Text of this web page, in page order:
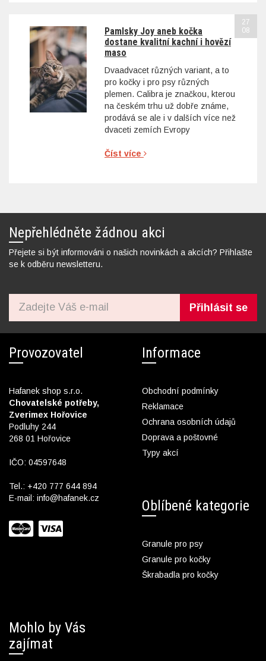
Pamlsky Joy aneb kočka
dostane kvalitní kachní i hovězí
maso
Dvaadvacet různých variant, a to
pro kočky i pro psy různých
plemen. Calibra je značkou, kterou
na českém trhu už dobře známe,
prodává se ale i v dalších více než
dvaceti zemích Evropy
Číst více
27
08
Nepřehlédněte žádnou akci
Přejete si být informováni o našich novinkách a akcích? Přihlašte
se k odběru newsletteru.
Přihlásit se
Provozovatel
Hafanek shop s.r.o.
Chovatelské potřeby,
Zverimex Hořovice
Podluhy 244
268 01 Hořovice
IČO: 04597648
Tel.: +420 777 644 894
E-mail: info@hafanek.cz
Informace
Obchodní podmínky
Reklamace
Ochrana osobních údajů
Doprava a poštovné
Typy akcí
Oblíbené kategorie
Granule pro psy
Granule pro kočky
Škrabadla pro kočky
Mohlo by Vás
zajímat